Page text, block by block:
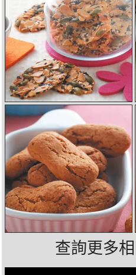
查詢更多